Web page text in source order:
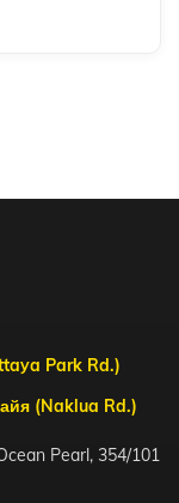
Park Rd.)
(Naklua Rd.)
Pearl, 354/101